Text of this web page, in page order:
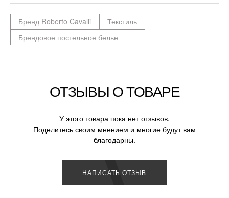
Бренд Roberto Cavalli
Текстиль
Брендовое постельное белье
ОТЗЫВЫ О ТОВАРЕ
У этого товара пока нет отзывов.
Поделитесь своим мнением и многие будут вам
благодарны.
НАПИСАТЬ ОТЗЫВ